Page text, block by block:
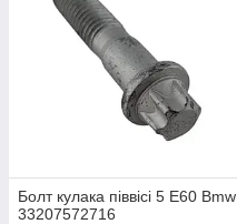
Болт кулака піввісі 5 E60 Bmw
33207572716